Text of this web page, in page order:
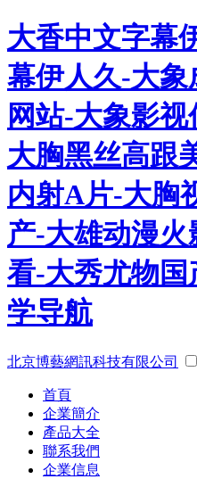
大香中文字幕
幕伊人久-大
网站-大象影
大胸黑丝高跟
内射A片-大胸
产-大雄动漫
看-大秀尤物
学导航
北京博藝網訊科技有限公司
首頁
企業簡介
產品大全
聯系我們
企業信息